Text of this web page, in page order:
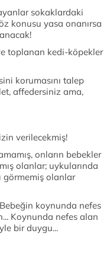
sokaklardaki
konusu yasa onanırsa
toplanan kedi-köpekler
korumasını talep
affedersiniz ama,
verilecekmiş!
onların bebekler
olanlar; uykularında
görmemiş olanlar
koynunda nefes
Koynunda nefes alan
bir duygu...